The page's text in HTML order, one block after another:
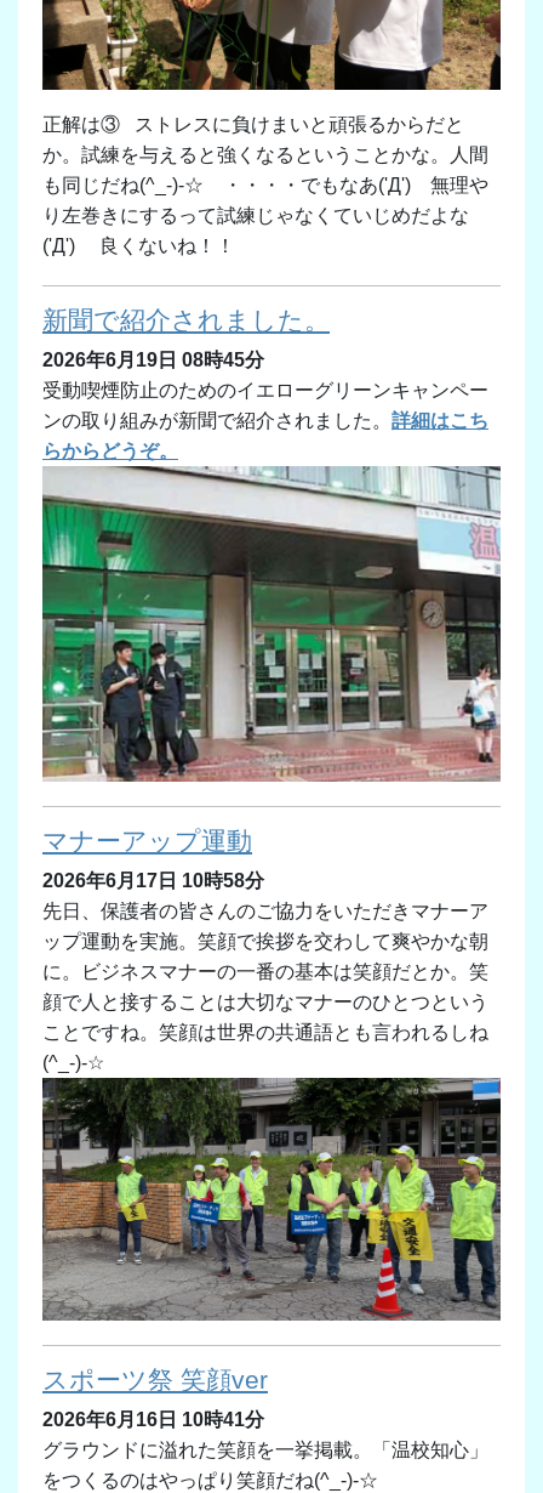
正解は③ ストレスに負けまいと頑張るからだと
か。試練を与えると強くなるということかな。人間
も同じだね(^_-)-☆ ・・・・でもなあ('Д') 無理や
り左巻きにするって試練じゃなくていじめだよな
('Д') 良くないね！！
新聞で紹介されました。
2026年6月19日 08時45分
受動喫煙防止のためのイエローグリーンキャンペー
ンの取り組みが新聞で紹介されました。 詳細はこち
らからどうぞ。
マナーアップ運動
2026年6月17日 10時58分
先日、保護者の皆さんのご協力をいただきマナーア
ップ運動を実施。笑顔で挨拶を交わして爽やかな朝
に。ビジネスマナーの一番の基本は笑顔だとか。笑
顔で人と接することは大切なマナーのひとつという
ことですね。笑顔は世界の共通語とも言われるしね
(^_-)-☆
スポーツ祭 笑顔ver
2026年6月16日 10時41分
グラウンドに溢れた笑顔を一挙掲載。「温校知心」
をつくるのはやっぱり笑顔だね(^_-)-☆